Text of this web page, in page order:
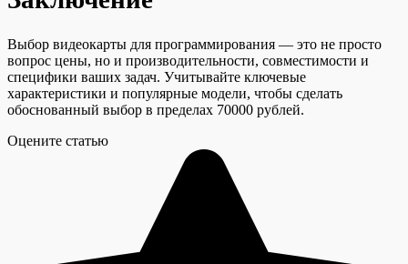
Выбор видеокарты для программирования — это не просто
вопрос цены, но и производительности, совместимости и
специфики ваших задач. Учитывайте ключевые
характеристики и популярные модели, чтобы сделать
обоснованный выбор в пределах 70000 рублей.
Оцените статью